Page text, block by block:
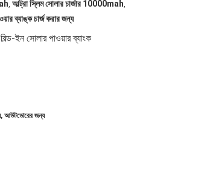
, আল্ট্রা স্লিম সোলার চার্জার 10000mah,
ব্যাঙ্ক চার্জ করার জন্য
ইন সোলার পাওয়ার ব্যাংক
আউটডোরের জন্য